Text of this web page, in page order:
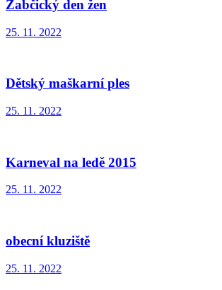
Žabčický den žen
25. 11. 2022
Dětský maškarní ples
25. 11. 2022
Karneval na ledě 2015
25. 11. 2022
obecní kluziště
25. 11. 2022